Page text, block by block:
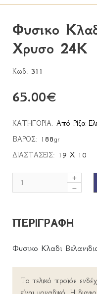
Φυσικο
Χρυσο 24Κ
Κωδ: 311
65.00€
ΚΑΤΗΓΟΡΙΑ: Από Ρίζα
ΒΑΡΟΣ: 188gr
ΔΙΑΣΤΑΣΕΙΣ: 19 Χ 10
ΠΕΡΙΓΡΑΦΗ
Φυσικο Κλαδι
Το τελικό προϊόν